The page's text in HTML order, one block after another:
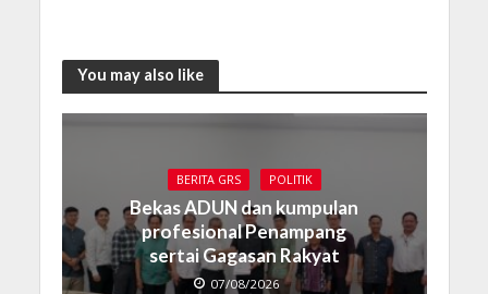
You may also like
BERITA GRS POLITIK
Bekas ADUN dan kumpulan
profesional Penampang
sertai Gagasan Rakyat
07/08/2026